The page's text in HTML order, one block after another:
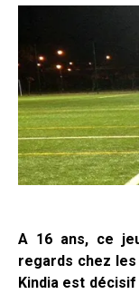
A 16 ans, ce
regards chez les
Kindia est